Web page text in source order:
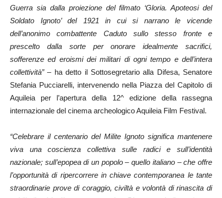
Guerra sia dalla proiezione del filmato ‘Gloria. Apoteosi del
Soldato Ignoto’ del 1921 in cui si narrano le vicende
dell’anonimo combattente Caduto sullo stesso fronte e
prescelto dalla sorte per onorare idealmente sacrifici,
sofferenze ed eroismi dei militari di ogni tempo e dell’intera
collettività”– ha detto il Sottosegretario alla Difesa, Senatore
Stefania Pucciarelli, intervenendo nella Piazza del Capitolo di
Aquileia per l’apertura della 12^ edizione della rassegna
internazionale del cinema archeologico Aquileia Film Festival.
“Celebrare il centenario del Milite Ignoto significa mantenere
viva una coscienza collettiva sulle radici e sull’identità
nazionale; sull’epopea di un popolo – quello italiano – che offre
l’opportunità di ripercorrere in chiave contemporanea le tante
straordinarie prove di coraggio, civiltà e volontà di rinascita di